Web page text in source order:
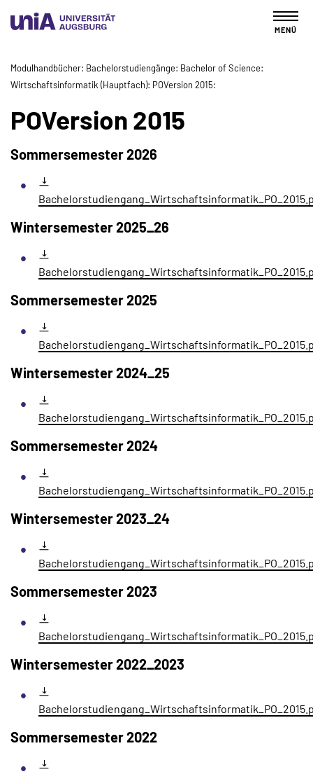
MENÜ
Modulhandbücher Bachelorstudiengänge Bachelor of Science
Wirtschaftsinformatik (Hauptfach) POVersion 2015
POVersion 2015
Sommersemester 2026
Wintersemester 2025_26
Sommersemester 2025
Wintersemester 2024_25
Sommersemester 2024
Wintersemester 2023_24
Sommersemester 2023
Wintersemester 2022_2023
Sommersemester 2022